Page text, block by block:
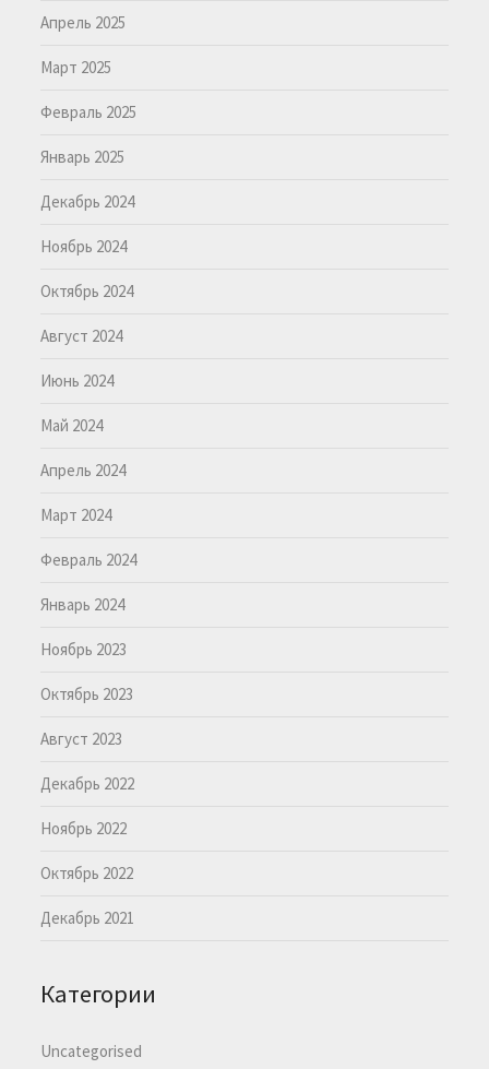
Апрель 2025
Март 2025
Февраль 2025
Январь 2025
Декабрь 2024
Ноябрь 2024
Октябрь 2024
Август 2024
Июнь 2024
Май 2024
Апрель 2024
Март 2024
Февраль 2024
Январь 2024
Ноябрь 2023
Октябрь 2023
Август 2023
Декабрь 2022
Ноябрь 2022
Октябрь 2022
Декабрь 2021
Категории
Uncategorised